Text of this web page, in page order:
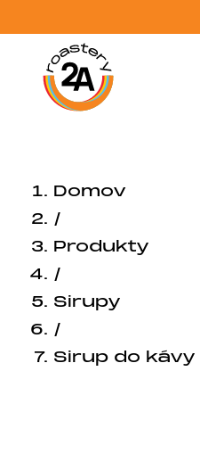
Domov
/
Produkty
/
Sirupy
/
Sirup do kávy